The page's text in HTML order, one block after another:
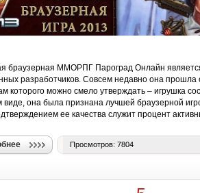
браузерная ММОРПГ Пароград Онлайн
разработчиков. Совсем недавно она
которого можно смело утверждать – игрушка
виде, она была признана лучшей браузерной
ее качества служит процент
Просмотров: 7804